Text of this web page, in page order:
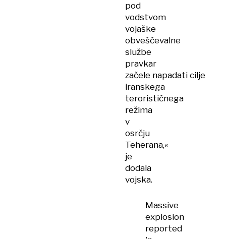
pod
vodstvom
vojaške
obveščevalne
službe
pravkar
začele napadati cilje
iranskega
terorističnega
režima
v
osrčju
Teherana,«
je
dodala
vojska.
Massive
explosion
reported